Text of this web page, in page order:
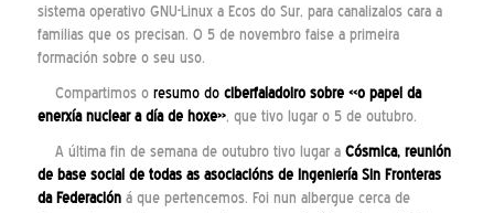
sistema operativo GNU-Linux a Ecos do Sur, para canalizalos cara a
familias que os precisan. O 5 de novembro faise a primeira
formación sobre o seu uso.
Compartimos o resumo do ciberfaladoiro sobre «o papel da
enerxía nuclear a día de hoxe», que tivo lugar o 5 de outubro.
A última fin de semana de outubro tivo lugar aCósmica, reunión
de base social de todas as asociacións de Ingeniería Sin Fronteras
da Federacióná que pertencemos. Foi nun albergue cerca de